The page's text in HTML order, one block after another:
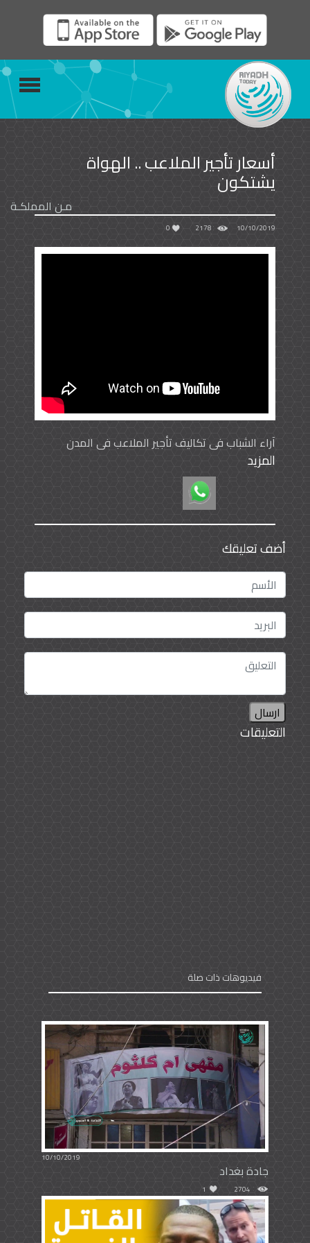
أسعار تأجير الملاعب .. الهواة
يشتكون
مـن المملكـة
10/10/2019
2178
0
آراء الشباب في تكاليف تأجير الملاعب في المدن
السعودية (تقرير- أسامة الخنبشي)
المزيد
أضف تعليقك
ارسال
التعليقات
فيديوهات ذات صلة
10/10/2019
جادة بغداد
2704
1